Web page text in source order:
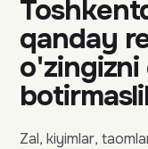
qanday
o'zingizni
Zal, kiyimlar,